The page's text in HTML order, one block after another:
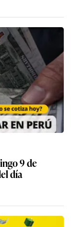
9 de
día